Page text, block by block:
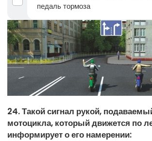
педаль тормоза
24. Такой сигнал рукой,
мотоцикла, который движется по
информирует о его намерении: